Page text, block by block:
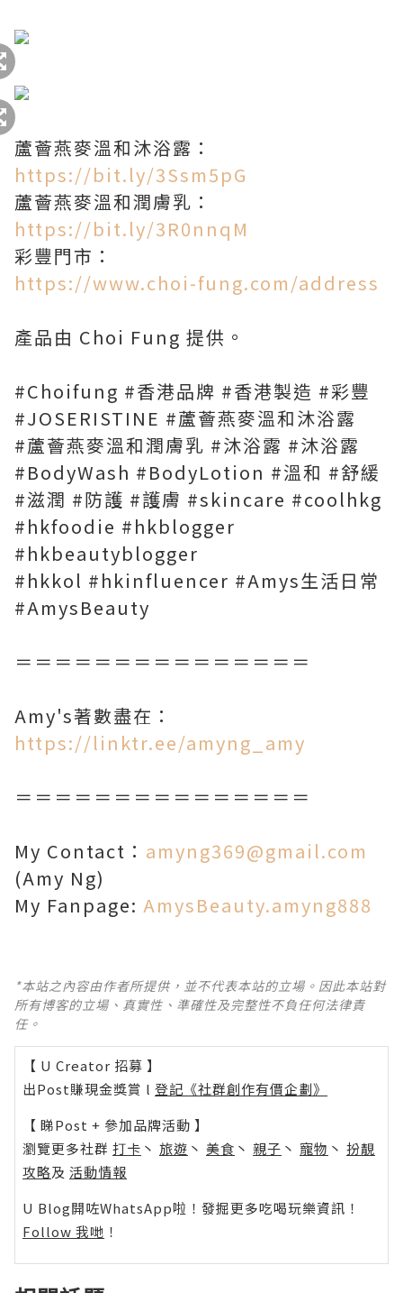
蘆薈燕麥溫和沐浴露：
https://bit.ly/3Ssm5pG
蘆薈燕麥溫和潤膚乳：
https://bit.ly/3R0nnqM
彩豐門市：
https://www.choi-fung.com/address
產品由 Choi Fung 提供。
#Choifung #香港品牌 #香港製造 #彩豐
#JOSERISTINE #蘆薈燕麥溫和沐浴露
#蘆薈燕麥溫和潤膚乳 #沐浴露 #沐浴露
#BodyWash #BodyLotion #溫和 #舒緩
#滋潤 #防護 #護膚 #skincare #coolhkg
#hkfoodie #hkblogger
#hkbeautyblogger
#hkkol #hkinfluencer #Amys生活日常
#AmysBeauty
＝＝＝＝＝＝＝＝＝＝＝＝＝＝＝
Amy's著數盡在：
https://linktr.ee/amyng_amy
＝＝＝＝＝＝＝＝＝＝＝＝＝＝＝
My Contact： amyng369@gmail.com
(Amy Ng)
My Fanpage: AmysBeauty.amyng888
*本站之內容由作者所提供，並不代表本站的立場。因此本站對
所有博客的立場、真實性、準確性及完整性不負任何法律責
任。
【 U Creator 招募 】
出Post賺現金獎賞 l 登記《社群創作有價企劃》
【 睇Post + 參加品牌活動 】
瀏覽更多社群 打卡 丶 旅遊 丶 美食 丶 親子 丶 寵物 丶 扮靚
攻略及 活動情報
U Blog開咗WhatsApp啦！發掘更多吃喝玩樂資訊！
Follow 我哋 ！